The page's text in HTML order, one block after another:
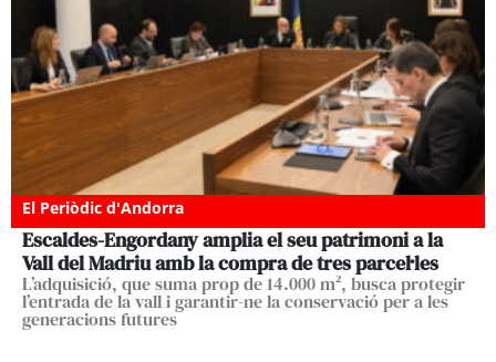
El Periòdic d'Andorra
Escaldes-Engordany amplia el seu patrimoni a la
Vall del Madriu amb la compra de tres parcel·les
L’adquisició, que suma prop de 14.000 m², busca protegir
l’entrada de la vall i garantir-ne la conservació per a les
generacions futures